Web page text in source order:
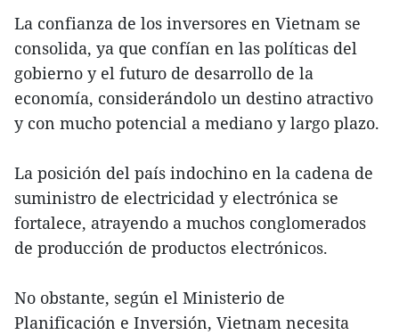
La confianza de los inversores en Vietnam se
consolida, ya que confían en las políticas del
gobierno y el futuro de desarrollo de la
economía, considerándolo un destino atractivo
y con mucho potencial a mediano y largo plazo.
La posición del país indochino en la cadena de
suministro de electricidad y electrónica se
fortalece, atrayendo a muchos conglomerados
de producción de productos electrónicos.
No obstante, según el Ministerio de
Planificación e Inversión, Vietnam necesita